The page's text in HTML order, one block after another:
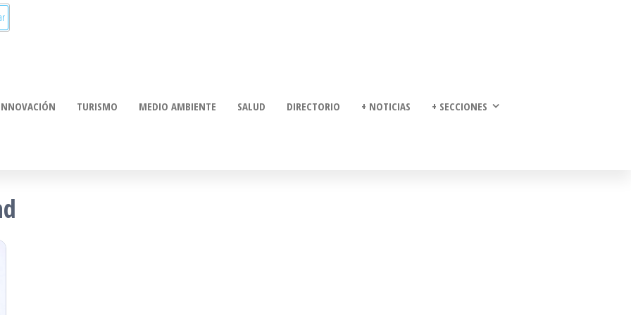
TURISMO MEDIO AMBIENTE SALUD DIRECTORIO + NOTICIAS + SECCIONES